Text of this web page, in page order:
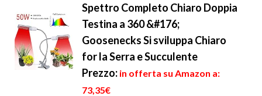
Spettro Completo Chiaro Doppia
Testina a 360 &#176;
Goosenecks Si sviluppa Chiaro
for la Serra e Succulente
Prezzo: in offerta su Amazon a:
73,35€